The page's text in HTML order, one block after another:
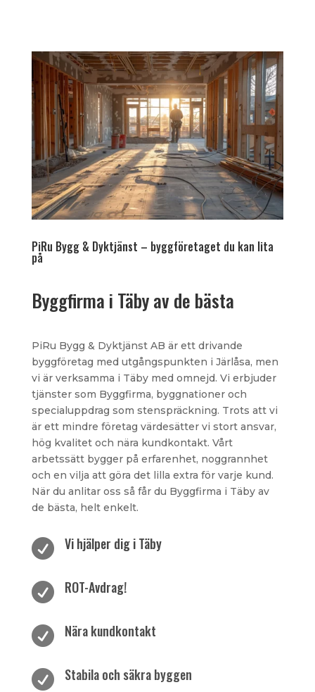
PiRu Bygg & Dyktjänst – byggföretaget du kan lita
på
Byggfirma i Täby av de bästa
PiRu Bygg & Dyktjänst AB är ett drivande
byggföretag med utgångspunkten i Järlåsa, men
vi är verksamma i Täby med omnejd. Vi erbjuder
tjänster som Byggfirma, byggnationer och
specialuppdrag som stenspräckning. Trots att vi
är ett mindre företag värdesätter vi stort ansvar,
hög kvalitet och nära kundkontakt. Vårt
arbetssätt bygger på erfarenhet, noggrannhet
och en vilja att göra det lilla extra för varje kund.
När du anlitar oss så får du Byggfirma i Täby av
de bästa, helt enkelt.
 Vi hjälper dig i Täby
 ROT-Avdrag!
 Nära kundkontakt
 Stabila och säkra byggen